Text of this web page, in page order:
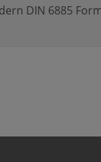
DIN 6885